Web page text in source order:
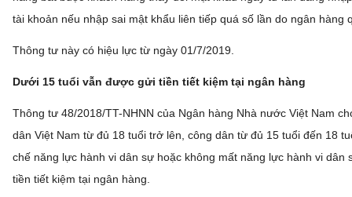
tài khoản nếu nhập sai mật khẩu liên tiếp quá số lần do ngân hàng
Thông tư này có hiệu lực từ ngày 01/7/2019.
Dưới 15 tuổi vẫn được gửi tiền tiết kiệm tại ngân hàng
Thông tư 48/2018/TT-NHNN của Ngân hàng Nhà nước Việt Nam
dân Việt Nam từ đủ 18 tuổi trở lên, công dân từ đủ 15 tuổi đến 18
chế năng lực hành vi dân sự hoặc không mất năng lực hành vi dân
tiền tiết kiệm tại ngân hàng.